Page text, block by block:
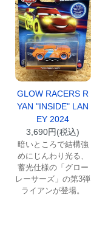
GLOW RACERS R
YAN "INSIDE" LAN
EY 2024
3,690円(税込)
暗いところで結構強
めにじんわり光る、
蓄光仕様の「グロー
レーサーズ」の第3弾
ライアンが登場。